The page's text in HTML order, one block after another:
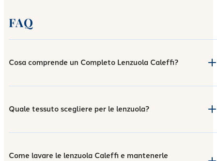
FAQ
Cosa comprende un Completo Lenzuola Caleffi?
Quale tessuto scegliere per le lenzuola?
Come lavare le lenzuola Caleffi e mantenerle